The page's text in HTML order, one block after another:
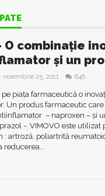
O combinație
și un
noiembrie 25, 2011 646
pe piața farmaceutică o
Un produs farmaceutic
– naproxen – și
-. VIMOVO este
: artroză, poliartrită
reducerea...